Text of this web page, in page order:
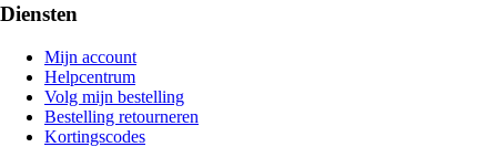
Diensten
Mijn account
Helpcentrum
Volg mijn bestelling
Bestelling retourneren
Kortingscodes